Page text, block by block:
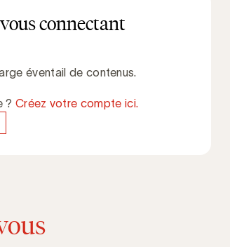
connectant
éventail de contenus.
? Créez votre compte ici.